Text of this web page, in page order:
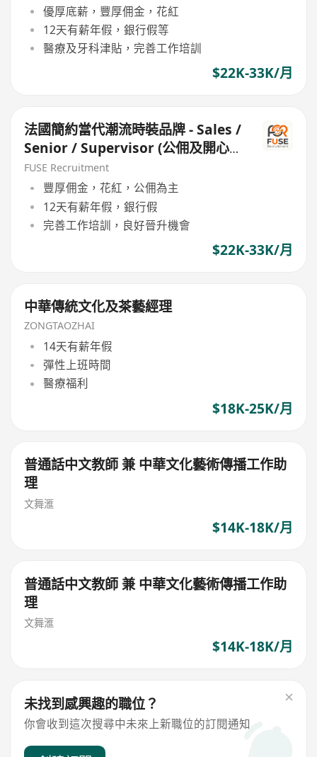
優厚底薪，豐厚佣金，花紅
12天有薪年假，銀行假等
醫療及牙科津貼，完善工作培訓
$22K-33K/月
法國簡約當代潮流時裝品牌 - Sales /
Senior / Supervisor (公佣及開心
工作環境 / 良好公司文代)
FUSE Recruitment
豐厚佣金，花紅，公佣為主
12天有薪年假，銀行假
完善工作培訓，良好晉升機會
$22K-33K/月
中華傳統文化及茶藝經理
ZONGTAOZHAI
14天有薪年假
彈性上班時間
醫療福利
$18K-25K/月
普通話中文教師 兼 中華文化藝術傳播工作助
理
文舞滙
$14K-18K/月
普通話中文教師 兼 中華文化藝術傳播工作助
理
文舞滙
$14K-18K/月
未找到感興趣的職位？
你會收到這次搜尋中未來上新職位的訂閱通知